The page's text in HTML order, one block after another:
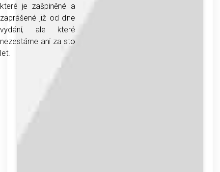
které je zašpiněné a
zaprášené již od dne
vydání, ale které
nezestárne ani za sto
let.